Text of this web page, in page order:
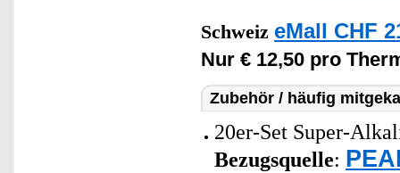
Schweiz eMall CHF
Nur € 12,50 pro
Zubehör / häufig
20er-Set Super-
Bezugsquelle: